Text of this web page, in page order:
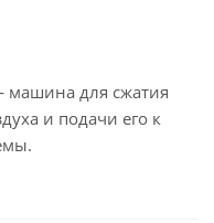
машина для сжатия
и подачи его к